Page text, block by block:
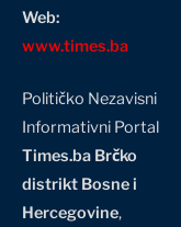
Web:
www.times.ba
Političko Nezavisni
Informativni Portal
Times.ba Brčko
distrikt Bosne i
Hercegovine,